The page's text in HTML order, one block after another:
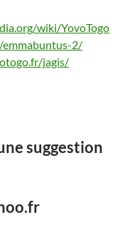
wiki/YovoTogo
2/
jagis/
suggestion